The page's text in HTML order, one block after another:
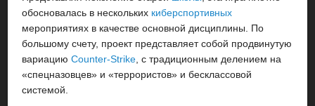
обосновалась в нескольких киберспортивных
мероприятиях в качестве основной дисциплины. По
большому счету, проект представляет собой продвинутую
вариациюCounter-Strike , с традиционным делением на
«спецназовцев» и «террористов» и бесклассовой
системой.